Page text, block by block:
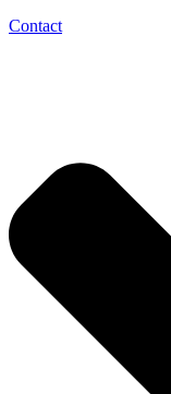
Contact